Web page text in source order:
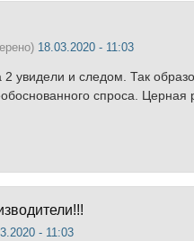
18.03.2020 - 11:03
увидели и следом. Так
спроса.
- 11:03